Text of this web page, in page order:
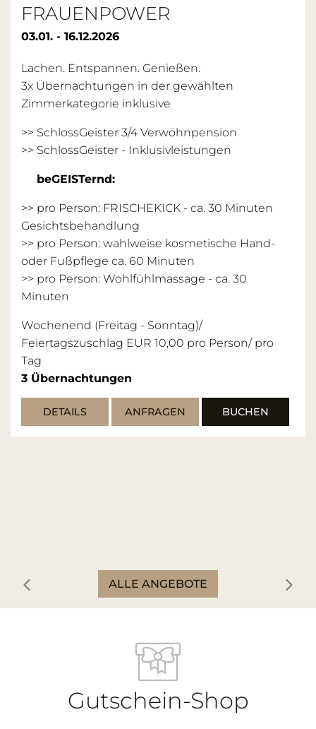
FRAUENPOWER
03.01. - 16.12.2026
Lachen. Entspannen. Genießen.
3x Übernachtungen in der gewählten
Zimmerkategorie inklusive
>> SchlossGeister 3/4 Verwöhnpension
>> SchlossGeister - Inklusivleistungen
beGEISTernd:
>> pro Person: FRISCHEKICK - ca. 30 Minuten
Gesichtsbehandlung
>> pro Person: wahlweise kosmetische Hand-
oder Fußpflege ca. 60 Minuten
>> pro Person: Wohlfühlmassage - ca. 30
Minuten
Wochenend (Freitag - Sonntag)/
Feiertagszuschlag EUR 10,00 pro Person/ pro
Tag
3 Übernachtungen
DETAILS ANFRAGEN BUCHEN
ALLE ANGEBOTE
Gutschein-Shop